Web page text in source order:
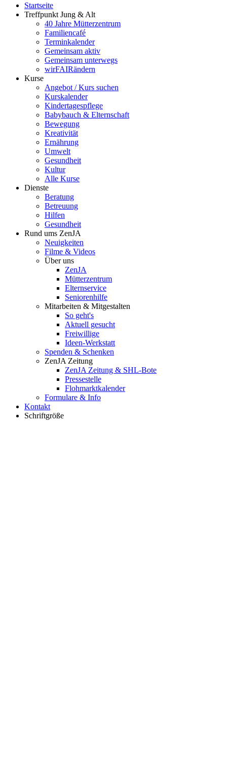
Startseite
Treffpunkt Jung & Alt
40 Jahre Mütterzentrum
Familiencafé
Terminkalender
Gemeinsam aktiv
Gemeinsam unterwegs
wirFAIRändern
Kurse
Angebot / Kurs suchen
Kurskalender
Kindertagespflege
Babybauch & Elternschaft
Bewegung
Kreativität
Ernährung
Umwelt
Gesundheit
Kultur
Alle Kurse
Dienste
Beratung
Betreuung
Hilfen
Gesundheit
Rund ums ZenJA
Neuigkeiten
Filme & Videos
Über uns
ZenJA
Mütterzentrum
Elternservice
Seniorenhilfe
Mitarbeiten & Mitgestalten
So geht's
Aktuell gesucht
Freiwillige
Ideen-Werkstatt
Spenden & Schenken
ZenJA Zeitung
ZenJA Zeitung & SHL-Bote
Pressestelle
Flohmarktkalender
Formulare & Info
Kontakt
Schriftgröße